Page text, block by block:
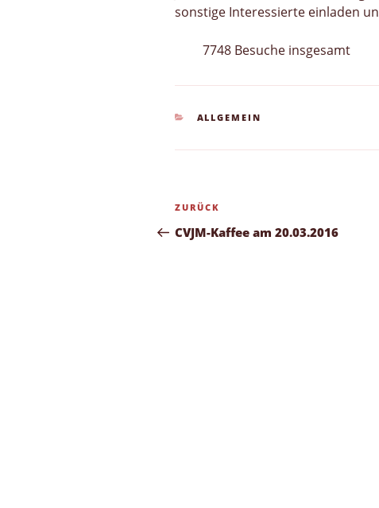
sonstige Interessierte einladen
7748 Besuche insgesamt
KATEGORIEN
ALLGEMEIN
Beitragsnavigation
Vorheriger
Beitrag
ZURÜCK
CVJM-Kaffee am 20.03.2016